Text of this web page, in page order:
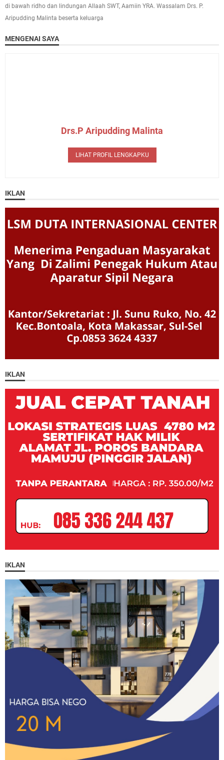
di bawah ridho dan lindungan Allaah SWT, Aamiin YRA. Wassalam Drs. P.
Aripudding Malinta beserta keluarga
MENGENAI SAYA
Drs.P Aripudding Malinta
LIHAT PROFIL LENGKAPKU
IKLAN
IKLAN
IKLAN